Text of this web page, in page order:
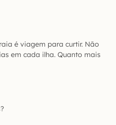
é viagem para curtir. Não
em cada ilha. Quanto mais